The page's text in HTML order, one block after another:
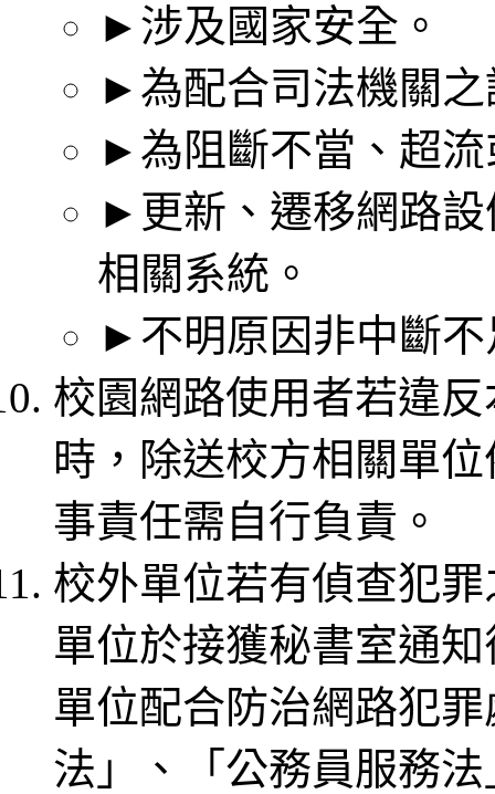
►涉及國家安全。
►為配合司法機關之
►為阻斷不當、超
►更新、遷移網路
相關系統。
►不明原因非中斷
校園網路使用者若違
時，除送校方相關單
事責任需自行負責。
校外單位若有偵查犯
單位於接獲秘書室通
單位配合防治網路犯
法」、「公務員服務